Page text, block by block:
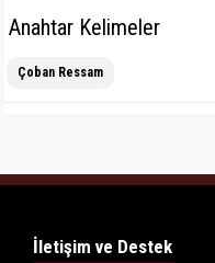
Anahtar Kelimeler
Çoban Ressam
İletişim ve Destek